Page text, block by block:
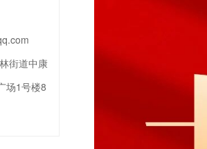
街道中康
场1号楼8